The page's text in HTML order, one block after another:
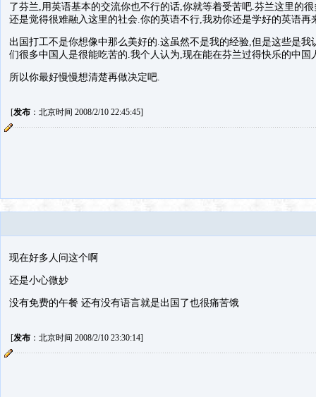
了芬兰,用英语基本的交流你也不行的话,你就等着受苦吧.芬兰这里的
还是觉得很难融入这里的社会.你的英语不行,我劝你还是学好的英语再
出国打工不是你想像中那么美好的.这虽然不是我的经验,但是这些是
们很多中国人是很能吃苦的.我个人认为,现在能在芬兰过得快乐的中
所以你最好慢慢想清楚再做决定吧.
[发布：北京时间 2008/2/10 22:45:45]
现在好多人问这个啊
还是小心微妙
没有免费的午餐 还有没有语言就是出国了也很痛苦饿
[发布：北京时间 2008/2/10 23:30:14]